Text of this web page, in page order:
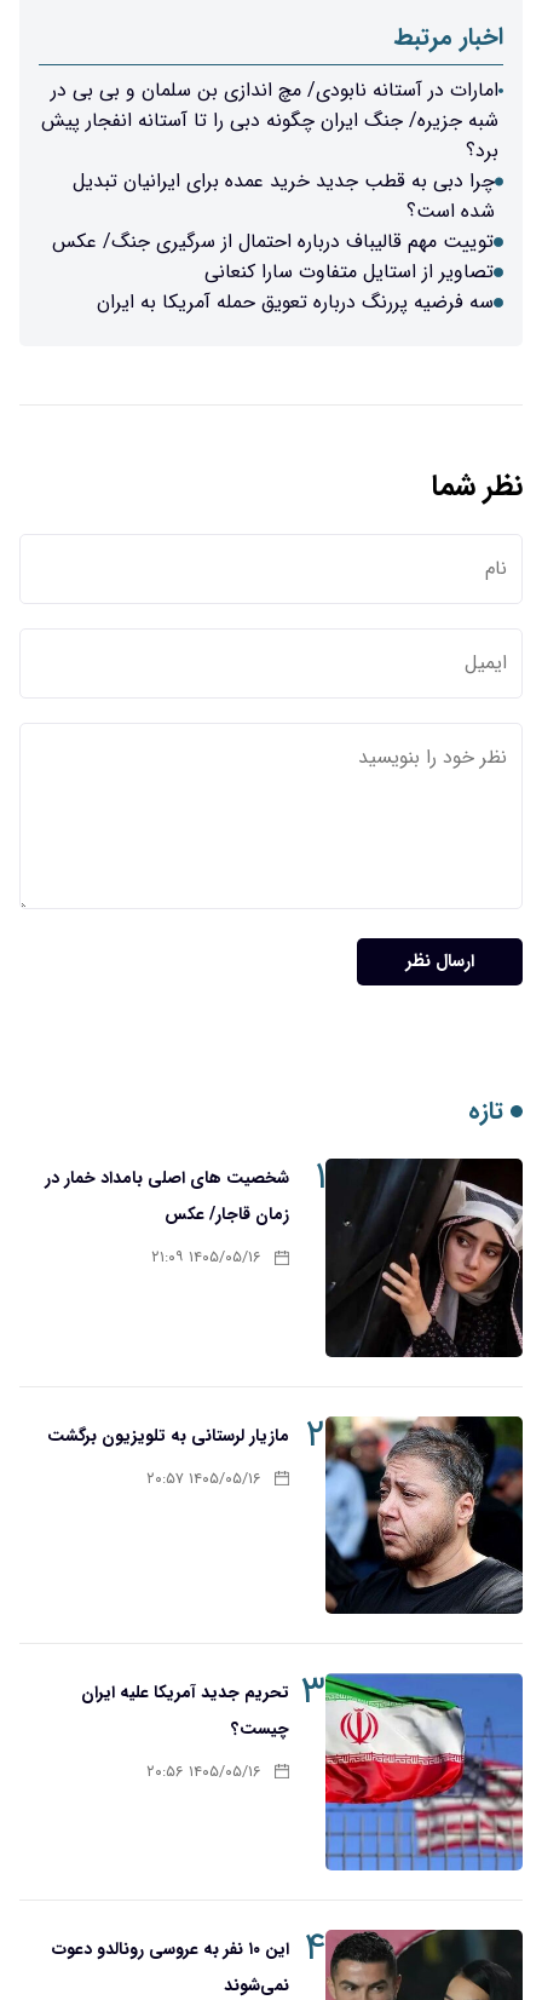
اخبار مرتبط
امارات در آستانه نابودی/ مچ اندازی بن سلمان و بی بی در
شبه جزیره/ جنگ ایران چگونه دبی را تا آستانه انفجار پیش
برد؟
چرا دبی به قطب جدید خرید عمده برای ایرانیان تبدیل
شده است؟
توییت مهم قالیباف درباره احتمال از سرگیری جنگ/ عکس
تصاویر از استایل متفاوت سارا کنعانی
سه فرضیه پررنگ‌ درباره تعویق حمله آمریکا به ایران
نظر شما
ارسال نظر
تازه
۱
شخصیت های اصلی بامداد خمار در
زمان قاجار/ عکس
۱۴۰۵/۰۵/۱۶ ۲۱:۰۹
۲ مازیار لرستانی به تلویزیون برگشت
۱۴۰۵/۰۵/۱۶ ۲۰:۵۷
۳ تحریم‌ جدید آمریکا علیه ایران
چیست؟
۱۴۰۵/۰۵/۱۶ ۲۰:۵۶
۴
این ۱۰ نفر به عروسی رونالدو دعوت
نمی‌شوند